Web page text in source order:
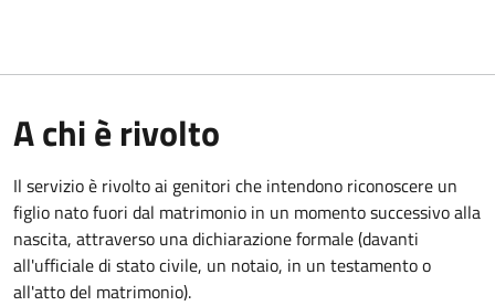
A chi è rivolto
Il servizio è rivolto ai genitori che intendono riconoscere un
figlio nato fuori dal matrimonio in un momento successivo alla
nascita, attraverso una dichiarazione formale (davanti
all'ufficiale di stato civile, un notaio, in un testamento o
all'atto del matrimonio).